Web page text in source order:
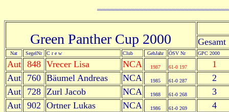
Green Panther Cup 2000 Gesamt
Nat SegelNr C r e w Club GebJahr ÖSV Nr GPC 2000
Aut 848 Vrecer Lisa NCA 1987 61-0 197
1
Aut
760 Bäumel Andreas NCA 1985 61-0 287
2
Aut
728 Zurl Jacob NCA 1988 61-0 268
3
Aut
902 Ortner Lukas NCA 1986 61-0 269
4